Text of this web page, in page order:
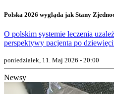
Polska 2026 wygląda jak Stany
O polskim systemie leczenia
perspektywy pacjenta po
poniedziałek, 11. Maj 2026 - 20:00
Newsy